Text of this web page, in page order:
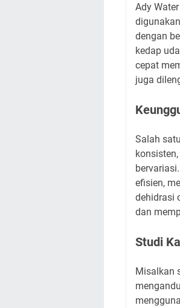
Ady
dengan
kedap
cepat
juga
Salah
efisien,
dehidrasi
dan
Studi
Misalkan